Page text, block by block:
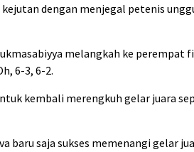
dengan menjegal petenis
melangkah ke perempat
6-3, 6-2.
kembali merengkuh gelar juara
baru saja sukses memenangi gelar